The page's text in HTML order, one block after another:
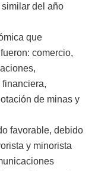
del año
que
comercio,
de minas y
favorable, debido
y minorista